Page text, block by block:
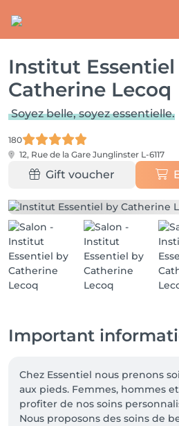
Institut
Catherine Lecoq
Soyez belle, soyez essentielle.
180
12, Rue de la Gare Junglinster L-6117
Gift voucher
Important
Chez Essentiel nous prenons
aux pieds. Femmes, hommes
profiter de nos soins
Nous proposons des soins de